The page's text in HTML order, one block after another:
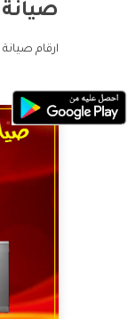
صيانة
ارقام صيانة